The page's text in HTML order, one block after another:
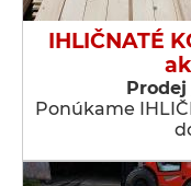
IHLIČNATÉ
Ponúkame